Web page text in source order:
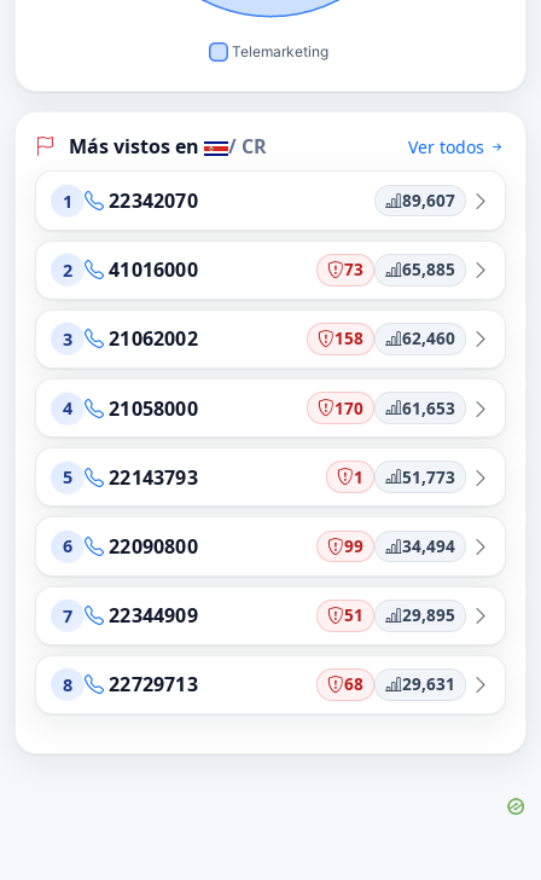
Más vistos en / CR Ver todos
1 22342070 89,607
2 41016000 73 65,885
3 21062002 158 62,460
4 21058000 170 61,653
5 22143793 1 51,773
6 22090800 99 34,494
7 22344909 51 29,895
8 22729713 68 29,631